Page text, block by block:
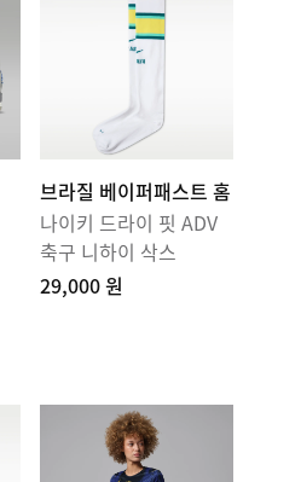
브라질 베이퍼패스트 홈
나이키 드라이 핏 ADV
축구 니하이 삭스
29,000 원